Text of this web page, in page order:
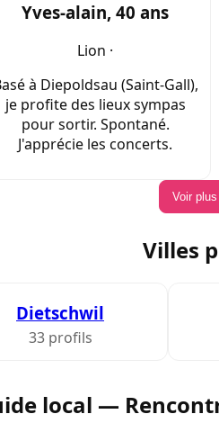
Yves-alain, 40 ans
Lion ·
à Diepoldsau (Saint-Gall),
je profite des lieux sympas
pour sortir. Spontané.
J'apprécie les concerts.
Voir
Villes
Dietschwil
33 profils
local —